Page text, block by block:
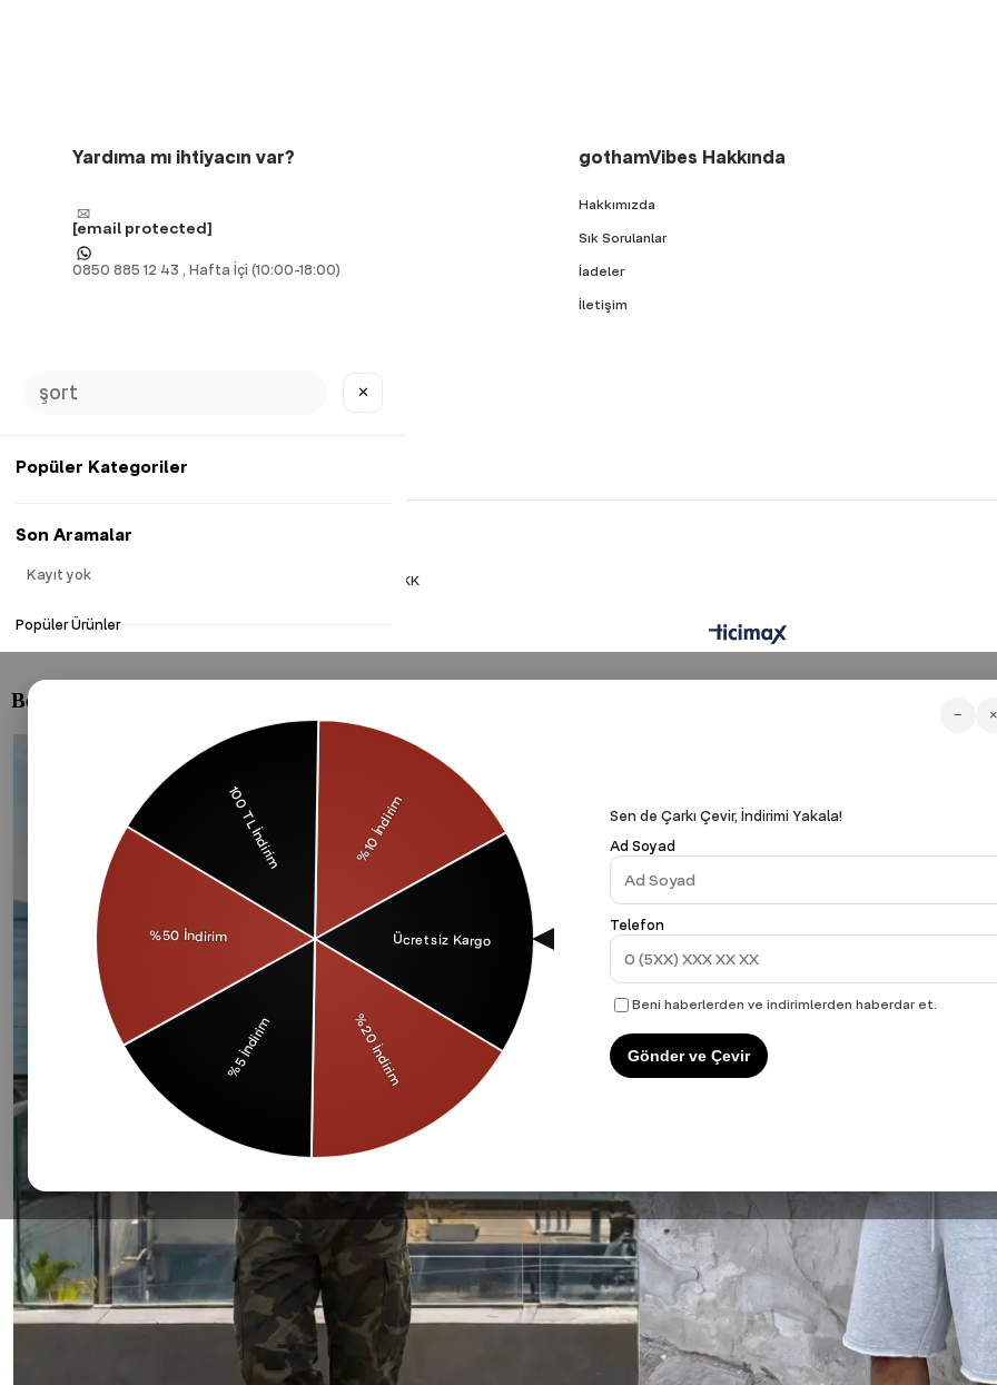
Yardıma mı ihtiyacın var?
[email protected]
0850 885 12 43 , Hafta İçi (10:00-18:00)
gothamVibes Hakkında
Hakkımızda
Sık Sorulanlar
İadeler
İletişim
Gizlilik Politikası KVKK
− ×
Sen de Çarkı Çevir, İndirimi Yakala!
Ad Soyad
Telefon
Beni haberlerden ve indirimlerden haberdar et.
Gönder ve Çevir
✕
Popüler Kategoriler
Son Aramalar
Kayıt yok
Popüler Ürünler